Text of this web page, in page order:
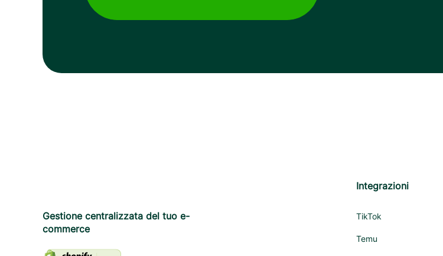
Gestione centralizzata del tuo e-
commerce
Integrazioni
TikTok
Temu